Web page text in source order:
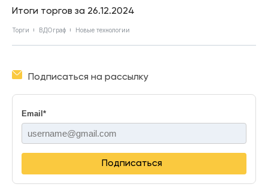
Итоги торгов за 26.12.2024
Торги ВДОграф Новые технологии
Подписаться на рассылку
Email *
Подписаться